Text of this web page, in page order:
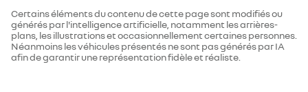
Certains éléments du contenu de cette page sont modifiés ou
générés par l'intelligence artificielle, notamment les arrières-
plans, les illustrations et occasionnellement certaines personnes.
Néanmoins les véhicules présentés ne sont pas générés par IA
afin de garantir une représentation fidèle et réaliste.